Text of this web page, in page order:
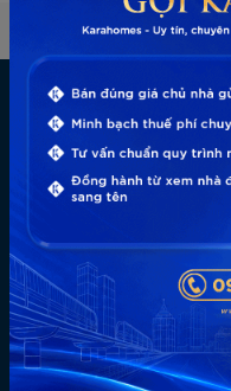
Đến với Karahomes -
chúng tôi còn tư vấn
cho các nhà đầu tư.